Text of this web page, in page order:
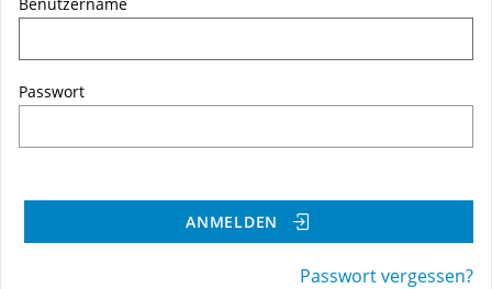
Passwort
ANMELDEN
Passwort vergessen?